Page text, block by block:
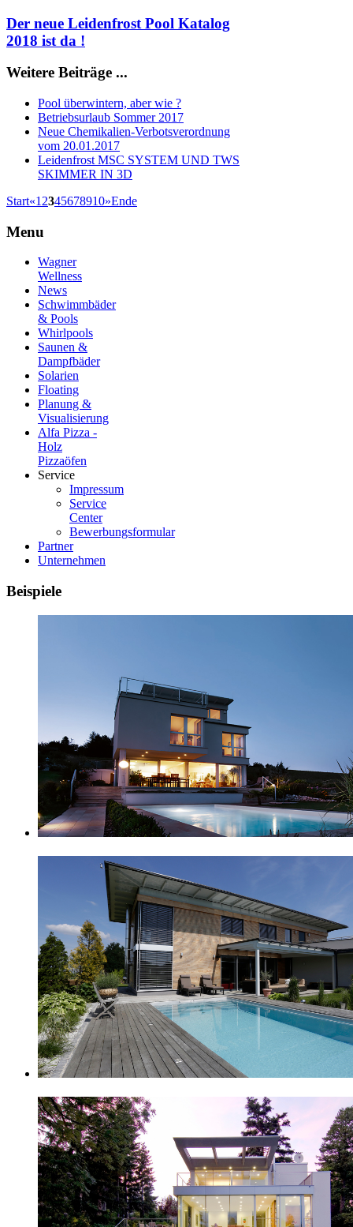
Der neue Leidenfrost Pool Katalog
2018 ist da !
Weitere Beiträge ...
Pool überwintern, aber wie ?
Betriebsurlaub Sommer 2017
Neue Chemikalien-Verbotsverordnung
vom 20.01.2017
Leidenfrost MSC SYSTEM UND TWS
SKIMMER IN 3D
Start«1 2345678910»Ende
Menu
Wagner
Wellness
News
Schwimmbäder
& Pools
Whirlpools
Saunen &
Dampfbäder
Solarien
Floating
Planung &
Visualisierung
Alfa Pizza -
Holz
Pizzaöfen
Service
Impressum
Service
Center
Bewerbungsformular
Partner
Unternehmen
Beispiele